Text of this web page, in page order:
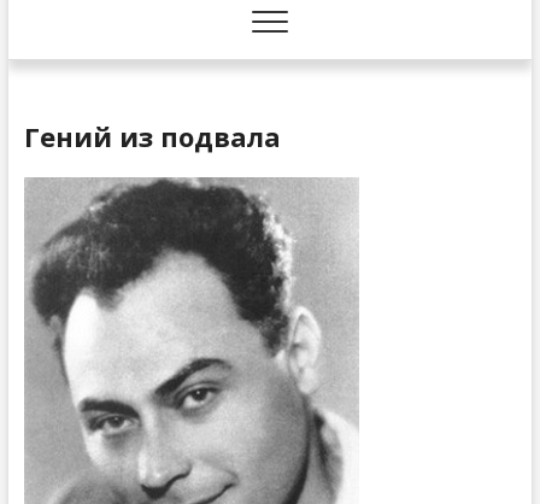
Гений из подвала